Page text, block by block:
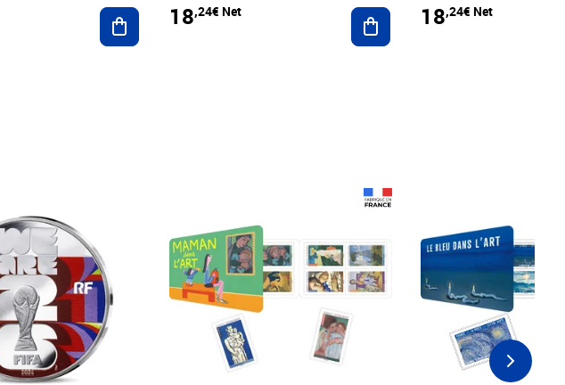
Ajouter au panier
18,24€ Net Ajouter au panier
18,24€ Net